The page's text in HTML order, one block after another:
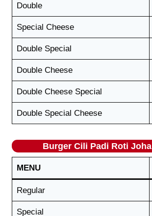
Double
Special Cheese
Double Special
Double Cheese
Double Cheese Special
Double Special Cheese
Burger Cili Padi Roti Joha
MENU
Regular
Special